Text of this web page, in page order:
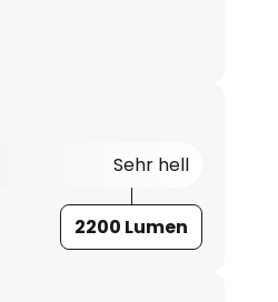
Sehr hell
2200 Lumen